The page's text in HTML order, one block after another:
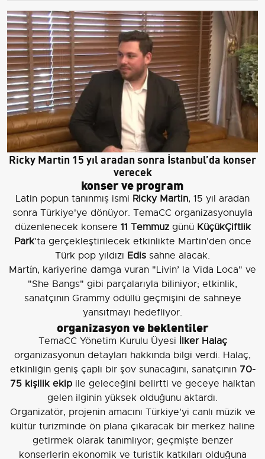
Ricky Martin 15 yıl aradan sonra İstanbul’da konser
verecek
konser ve program
Latin popun tanınmış ismi Ricky Martin, 15 yıl aradan
sonra Türkiye'ye dönüyor. TemaCC organizasyonuyla
düzenlenecek konsere 11 Temmuzgünü KüçükÇiftlik
Park'ta gerçekleştirilecek etkinlikte Martin'den önce
Türk pop yıldızı Edis sahne alacak.
Martín, kariyerine damga vuran "Livin’ la Vida Loca" ve
"She Bangs" gibi parçalarıyla biliniyor; etkinlik,
sanatçının Grammy ödüllü geçmişini de sahneye
yansıtmayı hedefliyor.
organizasyon ve beklentiler
TemaCC Yönetim Kurulu Üyesi İlker Halaç
organizasyonun detayları hakkında bilgi verdi. Halaç,
etkinliğin geniş çaplı bir şov sunacağını, sanatçının 70-
75 kişilik ekip ile geleceğini belirtti ve geceye halktan
gelen ilginin yüksek olduğunu aktardı.
Organizatör, projenin amacını Türkiye'yi canlı müzik ve
kültür turizminde ön plana çıkaracak bir merkez haline
getirmek olarak tanımlıyor; geçmişte benzer
konserlerin ekonomik ve turistik katkıları olduğuna